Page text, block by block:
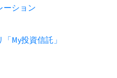
ーション
My投資信託」